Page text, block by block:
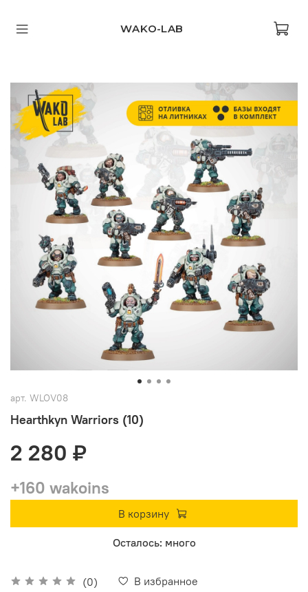
WAKO-LAB
арт. WLOV08
Hearthkyn Warriors (10)
(0) В избранное
2 280 ₽
+160 wakoins
В корзину
Осталось: много